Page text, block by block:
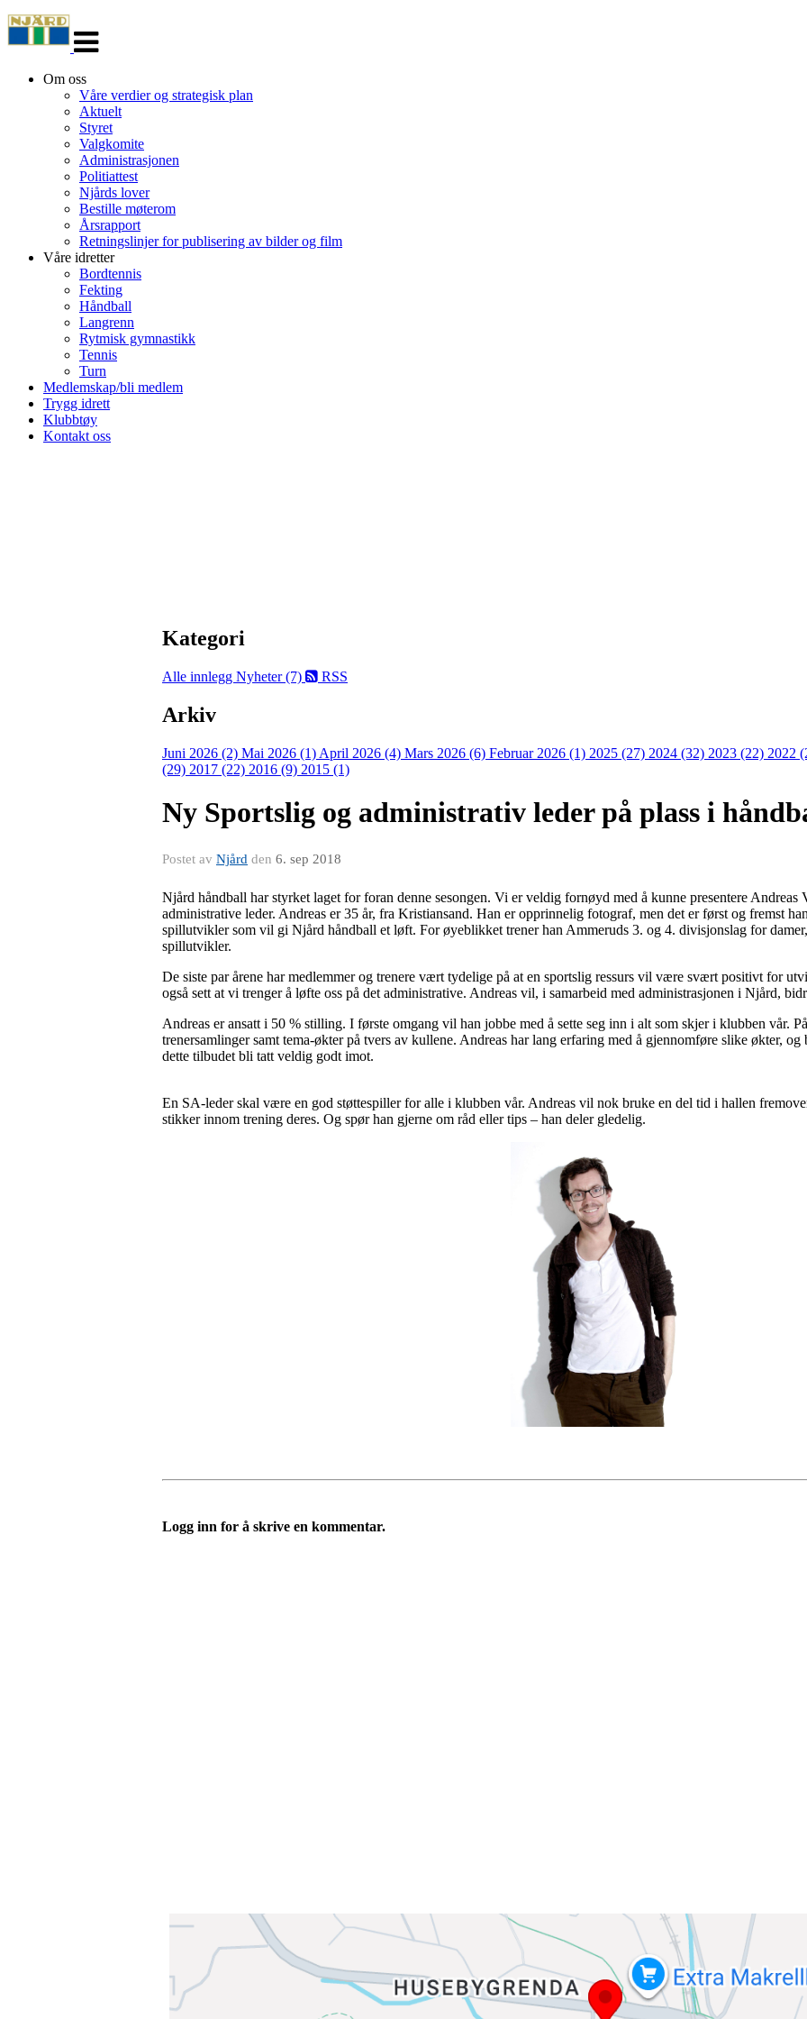
navigasjon
Om oss
Våre verdier og strategisk plan
Aktuelt
Styret
Valgkomite
Administrasjonen
Politiattest
Njårds lover
Bestille møterom
Årsrapport
Retningslinjer for publisering av bilder og film
Våre idretter
Bordtennis
Fekting
Håndball
Langrenn
Rytmisk gymnastikk
Tennis
Turn
Medlemskap/bli medlem
Trygg idrett
Klubbtøy
Kontakt oss
Kategori
Alle innlegg Nyheter (7) RSS
Arkiv
Juni 2026 (2) Mai 2026 (1) April 2026 (4) Mars 2026 (6) Februar 2026 (1) 2025 (27) 2024 (32) 2023 (22) 2022
(29) 2017 (22) 2016 (9) 2015 (1)
Ny Sportslig og administrativ leder på plass i
Postet av Njård den 6. sep 2018
Njård håndball har styrket laget for foran denne sesongen. Vi er veldig fornøyd med å kunne presentere Andreas
administrative leder. Andreas er 35 år, fra Kristiansand. Han er opprinnelig fotograf, men det er først og fremst
spillutvikler som vil gi Njård håndball et løft. For øyeblikket trener han Ammeruds 3. og 4. divisjonslag for
spillutvikler.
De siste par årene har medlemmer og trenere vært tydelige på at en sportslig ressurs vil være svært positivt for
også sett at vi trenger å løfte oss på det administrative. Andreas vil, i samarbeid med administrasjonen i Njård,
Andreas er ansatt i 50 % stilling. I første omgang vil han jobbe med å sette seg inn i alt som skjer i klubben vår.
trenersamlinger samt tema-økter på tvers av kullene. Andreas har lang erfaring med å gjennomføre slike økter,
dette tilbudet bli tatt veldig godt imot.
En SA-leder skal være en god støttespiller for alle i klubben vår. Andreas vil nok bruke en del tid i hallen
stikker innom trening deres. Og spør han gjerne om råd eller tips – han deler gledelig.
Logg inn for å skrive en kommentar.